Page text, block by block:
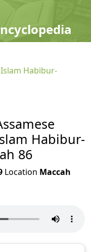
Habibur-
Habibur-
86
Location Maccah